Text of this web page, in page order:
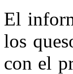
El
los
con el